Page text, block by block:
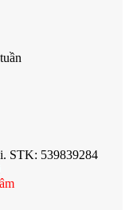
STK: 539839284